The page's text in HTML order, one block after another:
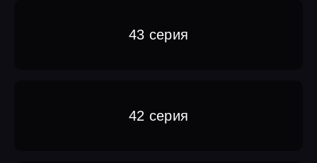
43 серия
42 серия